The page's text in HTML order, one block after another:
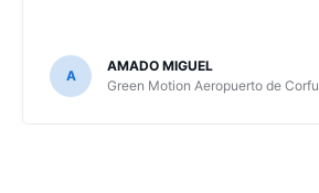
A
AMADO MIGUEL
Green Motion Aeropuerto de Corfu